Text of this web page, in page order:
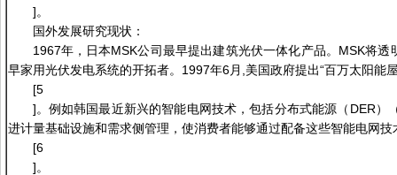
]。
国外发展研究现状：
1967年，日本MSK公司最早提出建筑光伏一体化产品。MSK将
早家用光伏发电系统的开拓者。1997年6月,美国政府提出“百万太阳能
[5
]。例如韩国最近新兴的智能电网技术，包括分布式能源（DER
进计量基础设施和需求侧管理，使消费者能够通过配备这些智能电网
[6
]。